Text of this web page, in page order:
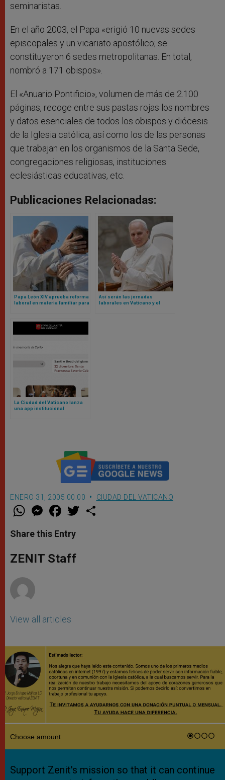
seminaristas.
En el año 2003, el Papa «erigió 10 nuevas sedes
episcopales y un vicariato apostólico; se
constituyeron 6 sedes metropolitanas. En total,
nombró a 171 obispos».
El «Anuario Pontificio», volumen de más de 2.100
páginas, recoge entre sus pastas rojas los nombres
y datos esenciales de todos los obispos y diócesis
de la Iglesia católica, así como los de las personas
que trabajan en los organismos de la Santa Sede,
congregaciones religiosas, instituciones
eclesiásticas educativas, etc.
Publicaciones Relacionadas:
Papa León XIV aprueba reforma
laboral en materia familiar para
Así serán las jornadas
laborales en Vaticano y el
La Ciudad del Vaticano lanza
una app institucional
ENERO 31, 2005 00:00 CIUDAD DEL VATICANO
W
t
s
p
p
M
e
s
e
g
e
F
a
e
b
o
k
w
Share this Entry
ZENIT Staff
View all articles